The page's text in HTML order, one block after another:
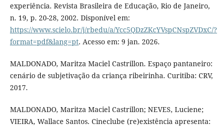
experiência. Revista Brasileira de Educação, Rio de Janeiro,
n. 19, p. 20-28, 2002. Disponível em:
https://www.scielo.br/j/rbedu/a/Ycc5QDzZKcYVspCNspZVDxC/?
format=pdf&lang=pt. Acesso em: 9 jan. 2026.
MALDONADO, Maritza Maciel Castrillon. Espaço pantaneiro:
cenário de subjetivação da criança ribeirinha. Curitiba: CRV,
2017.
MALDONADO, Maritza Maciel Castrillon; NEVES, Luciene;
VIEIRA, Wallace Santos. Cineclube (re)existência apresenta: